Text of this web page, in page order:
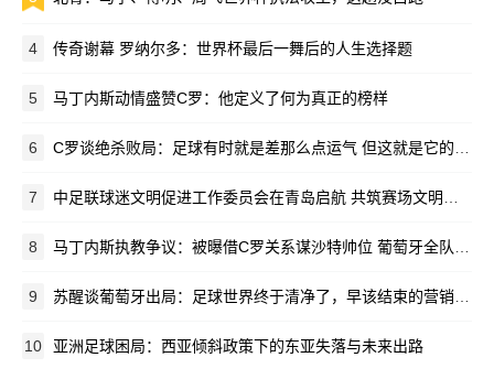
4 传奇谢幕 罗纳尔多：世界杯最后一舞后的人生选择题
5 马丁内斯动情盛赞C罗：他定义了何为真正的榜样
6 C罗谈绝杀败局：足球有时就是差那么点运气 但这就是它的魅力所在
7 中足联球迷文明促进工作委员会在青岛启航 共筑赛场文明新生态
8 马丁内斯执教争议：被曝借C罗关系谋沙特帅位 葡萄牙全队离心离德
9 苏醒谈葡萄牙出局：足球世界终于清净了，早该结束的营销闹剧
10 亚洲足球困局：西亚倾斜政策下的东亚失落与未来出路